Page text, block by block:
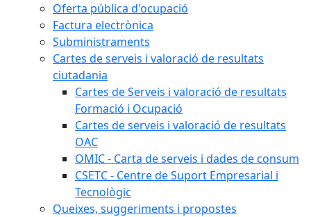
Oferta pública d'ocupació
Factura electrònica
Subministraments
Cartes de serveis i valoració de resultats
ciutadania
Cartes de Serveis i valoració de resultats
Formació i Ocupació
Cartes de serveis i valoració de resultats
OAC
OMIC - Carta de serveis i dades de consum
CSETC - Centre de Suport Empresarial i
Tecnològic
Queixes, suggeriments i propostes